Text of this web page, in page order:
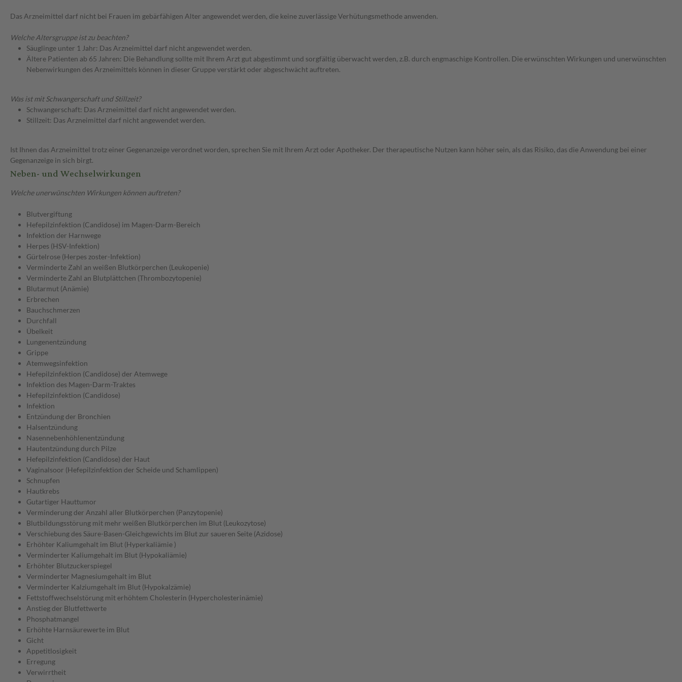
Das Arzneimittel darf nicht bei Frauen im gebärfähigen Alter angewendet werden, die keine zuverlässige Verhütungsmethode anwenden.
Welche Altersgruppe ist zu beachten?
Säuglinge unter 1 Jahr: Das Arzneimittel darf nicht angewendet werden.
Ältere Patienten ab 65 Jahren: Die Behandlung sollte mit Ihrem Arzt gut abgestimmt und sorgfältig überwacht werden, z.B. durch engmaschige Kontrollen. Die erwünschten Wirkungen und unerwünschten
Nebenwirkungen des Arzneimittels können in dieser Gruppe verstärkt oder abgeschwächt auftreten.
Was ist mit Schwangerschaft und Stillzeit?
Schwangerschaft: Das Arzneimittel darf nicht angewendet werden.
Stillzeit: Das Arzneimittel darf nicht angewendet werden.
Ist Ihnen das Arzneimittel trotz einer Gegenanzeige verordnet worden, sprechen Sie mit Ihrem Arzt oder Apotheker. Der therapeutische Nutzen kann höher sein, als das Risiko, das die Anwendung bei einer
Gegenanzeige in sich birgt.
Neben- und Wechselwirkungen
Welche unerwünschten Wirkungen können auftreten?
Blutvergiftung
Hefepilzinfektion (Candidose) im Magen-Darm-Bereich
Infektion der Harnwege
Herpes (HSV-Infektion)
Gürtelrose (Herpes zoster-Infektion)
Verminderte Zahl an weißen Blutkörperchen (Leukopenie)
Verminderte Zahl an Blutplättchen (Thrombozytopenie)
Blutarmut (Anämie)
Erbrechen
Bauchschmerzen
Durchfall
Übelkeit
Lungenentzündung
Grippe
Atemwegsinfektion
Hefepilzinfektion (Candidose) der Atemwege
Infektion des Magen-Darm-Traktes
Hefepilzinfektion (Candidose)
Infektion
Entzündung der Bronchien
Halsentzündung
Nasennebenhöhlenentzündung
Hautentzündung durch Pilze
Hefepilzinfektion (Candidose) der Haut
Vaginalsoor (Hefepilzinfektion der Scheide und Schamlippen)
Schnupfen
Hautkrebs
Gutartiger Hauttumor
Verminderung der Anzahl aller Blutkörperchen (Panzytopenie)
Blutbildungsstörung mit mehr weißen Blutkörperchen im Blut (Leukozytose)
Verschiebung des Säure-Basen-Gleichgewichts im Blut zur saueren Seite (Azidose)
Erhöhter Kaliumgehalt im Blut (Hyperkaliämie )
Verminderter Kaliumgehalt im Blut (Hypokaliämie)
Erhöhter Blutzuckerspiegel
Verminderter Magnesiumgehalt im Blut
Verminderter Kalziumgehalt im Blut (Hypokalzämie)
Fettstoffwechselstörung mit erhöhtem Cholesterin (Hypercholesterinämie)
Anstieg der Blutfettwerte
Phosphatmangel
Erhöhte Harnsäurewerte im Blut
Gicht
Appetitlosigkeit
Erregung
Verwirrtheit